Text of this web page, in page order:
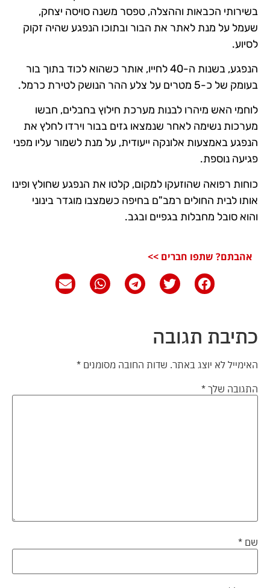
בשירותי הכבאות וההצלה, טפסר משנה סויסה יצחק,
שעמל על מנת לאתר את הבור ובתוכו הנפגע שהיה זקוק
לסיוע.
הנפגע, בשנות ה-40 לחייו, אותר כשהוא לכוד בתוך בור
בעומק של כ-5 מטרים על צלע ההר הנושק לטירת כרמל.
לוחמי האש מיהרו לבנות מערכת חילוץ בחבלים, חבשו
מערכות נשימה לאחר שנמצאו גזים בבור וירדו לחלץ את
הנפגע באמצעות אלונקה ייעודית, על מנת לשמור עליו מפני
פגיעה נוספת.
כוחות רפואה שהוזעקו למקום, קלטו את הנפגע שחולץ ופינו
אותו לבית החולים רמב"ם בחיפה כשמצבו מוגדר בינוני
והוא סובל מחבלות בגפיים ובגב.
אהבתם? שתפו חברים >>
כתיבת תגובה
האימייל לא יוצג באתר. שדות החובה מסומנים *
התגובה שלך *
שם *